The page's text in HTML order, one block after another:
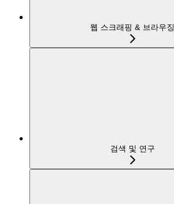
웹 스크래핑 & 브라우징
검색 및 연구